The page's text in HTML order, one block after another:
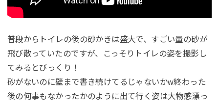
普段からトイレの後の砂かきは盛大で、すごい量の砂が
飛び散っていたのですが、こっそりトイレの姿を撮影し
てみるとびっくり！
砂がないのに壁まで書き続けてるじゃないかw終わった
後の何事もなかったかのように出て行く姿は大物感漂っ